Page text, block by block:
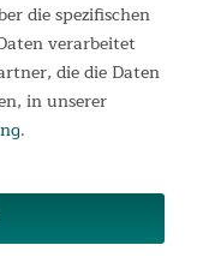
Versandmethoden
die spezifischen
verarbeitet
die die Daten
in unserer
.